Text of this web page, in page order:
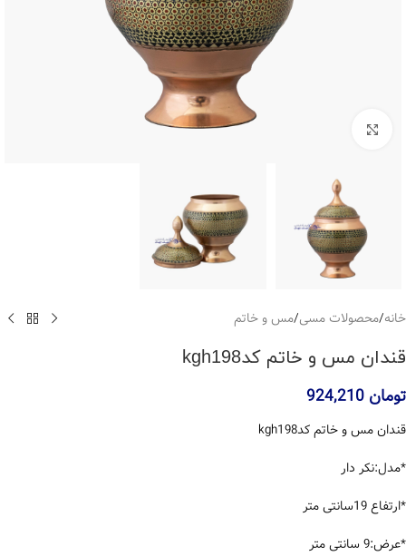
خانه/محصولات مسی/مس و خاتم
قندان مس و خاتم کدkgh198
تومان
قندان مس و خاتم کدkgh198
*مدل:نکر دار
*ارتفاع 19سانتی متر
*عرض:9 سانتی متر